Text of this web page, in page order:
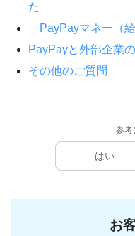
た
「PayPayマネー（
PayPayと外部企業
その他のご質問
参考
はい
お